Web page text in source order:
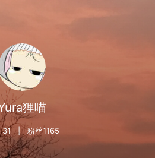
狸喵
31| 粉丝1165